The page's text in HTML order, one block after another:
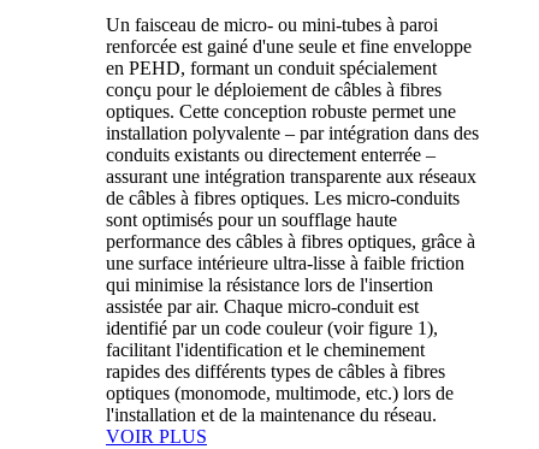
Un faisceau de micro- ou mini-tubes à paroi
renforcée est gainé d'une seule et fine enveloppe
en PEHD, formant un conduit spécialement
conçu pour le déploiement de câbles à fibres
optiques. Cette conception robuste permet une
installation polyvalente – par intégration dans des
conduits existants ou directement enterrée –
assurant une intégration transparente aux réseaux
de câbles à fibres optiques. Les micro-conduits
sont optimisés pour un soufflage haute
performance des câbles à fibres optiques, grâce à
une surface intérieure ultra-lisse à faible friction
qui minimise la résistance lors de l'insertion
assistée par air. Chaque micro-conduit est
identifié par un code couleur (voir figure 1),
facilitant l'identification et le cheminement
rapides des différents types de câbles à fibres
optiques (monomode, multimode, etc.) lors de
l'installation et de la maintenance du réseau.
VOIR PLUS